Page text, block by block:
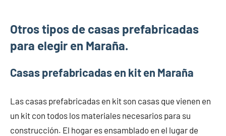
Otros tipos de casas prefabricadas
para elegir en Maraña.
Casas prefabricadas en kit en Maraña
Las casas prefabricadas en kit son casas que vienen en
un kit con todos los materiales necesarios para su
construcción. El hogar es ensamblado en el lugar de